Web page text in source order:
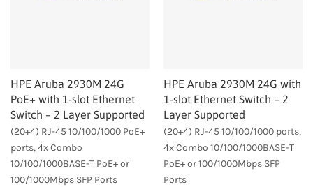
HPE Aruba 2930M 24G
PoE+ with 1-slot Ethernet
Switch – 2 Layer Supported
(20+4) RJ-45 10/100/1000 PoE+
ports, 4x Combo
10/100/1000BASE-T PoE+ or
100/1000Mbps SFP Ports
HPE Aruba 2930M 24G with
1-slot Ethernet Switch – 2
Layer Supported
(20+4) RJ-45 10/100/1000 ports,
4x Combo 10/100/1000BASE-T
PoE+ or 100/1000Mbps SFP
Ports